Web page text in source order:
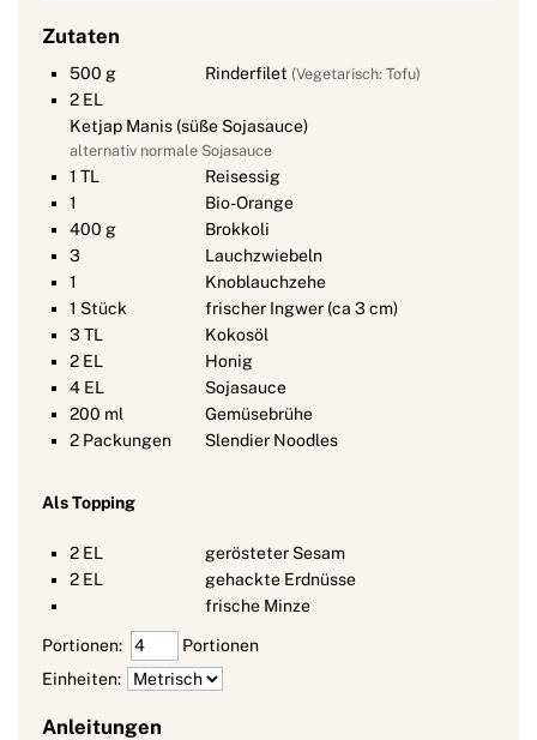
Zutaten
500 g Rinderfilet (Vegetarisch: Tofu)
2 EL
Ketjap Manis (süße Sojasauce)
alternativ normale Sojasauce
1 TL
Reisessig
1
Bio-Orange
400 g
Brokkoli
3
Lauchzwiebeln
1
Knoblauchzehe
1 Stück
frischer Ingwer (ca 3 cm)
3TL
Kokosöl
2 EL
Honig
4 EL
Sojasauce
200 ml
Gemüsebrühe
2 Packungen Slendier Noodles
Als Topping
2 EL
gerösteter Sesam
2 EL
gehackte Erdnüsse
frische Minze
Portionen:
Portionen
Einheiten:
Anleitungen